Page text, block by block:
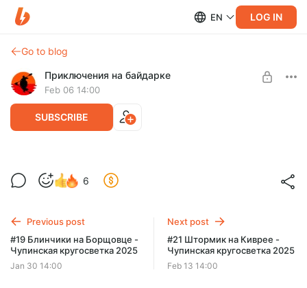
EN LOG IN
Go to blog
Приключения на байдарке
Feb 06 14:00
SUBSCRIBE
#20 С Борщовца на Киврей - Чупинская
кругосветка 2025
оттуда на Киврей, который оказался свободен.
SUBSCRIBE
6
Previous post
#19 Блинчики на Борщовце -
Чупинская кругосветка 2025
Jan 30 14:00
Next post
#21 Штормик на Киврее -
Чупинская кругосветка 2025
Feb 13 14:00